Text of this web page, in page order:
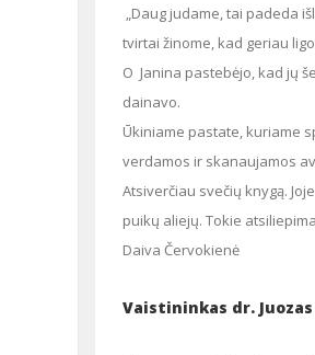
„Daug judame, tai padeda išlaikyti fizinę formą. Valgome daugiausia savo ūkyje užaugintus produktus, jie sveikiau nei pirktiniai. Ir
tvirtai žinome, kad geriau
O Janina pastebėjo, kad jų šeima turi ir kitą sveikatos palaikymo būdą – beveik visą gyvenimą dalyvavo meno saviveikloje, šoko ir
dainavo.
Ūkiniame pastate, kuriame spaudžiamas aliejus, yra ir patalpėlė, kur susėda pasidairyti užsukę moksleivių ekskursijos ir kiti svečiai,
verdamos ir skanaujamos
Atsiverčiau svečių knygą.
puikų aliejų. Tokie
Daiva Červokienė
Vaistininkas dr.